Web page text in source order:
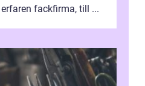
fackfirma, till ...